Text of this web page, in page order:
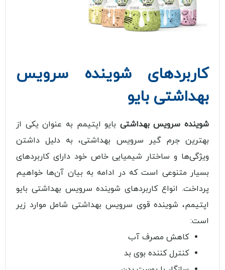
کاربردهای شوینده سرویس
بهداشتی بایو
شوینده سرویس بهداشتی بایو اپتیمم به عنوان یکی از
بهترین جرم گیر سرویس بهداشتی، به دلیل داشتن
ویژگی‌ها و ساختار شیمیایی خاص خود دارای کاربردهای
بسیار متنوعی است که در ادامه به بیان آن‌ها خواهیم
پرداخت. انواع کاربردهای شوینده سرویس بهداشتی بایو
اپتیمم، شوینده قوی سرویس بهداشتی شامل موارد زیر
است:
کاهش مصرف آب
کنترل کننده بوی بد